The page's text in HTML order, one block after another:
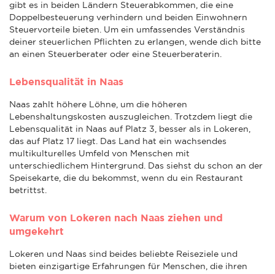
gibt es in beiden Ländern Steuerabkommen, die eine
Doppelbesteuerung verhindern und beiden Einwohnern
Steuervorteile bieten. Um ein umfassendes Verständnis
deiner steuerlichen Pflichten zu erlangen, wende dich bitte
an einen Steuerberater oder eine Steuerberaterin.
Lebensqualität in Naas
Naas zahlt höhere Löhne, um die höheren
Lebenshaltungskosten auszugleichen. Trotzdem liegt die
Lebensqualität in Naas auf Platz 3, besser als in Lokeren,
das auf Platz 17 liegt. Das Land hat ein wachsendes
multikulturelles Umfeld von Menschen mit
unterschiedlichem Hintergrund. Das siehst du schon an der
Speisekarte, die du bekommst, wenn du ein Restaurant
betrittst.
Warum von Lokeren nach Naas ziehen und
umgekehrt
Lokeren und Naas sind beides beliebte Reiseziele und
bieten einzigartige Erfahrungen für Menschen, die ihren